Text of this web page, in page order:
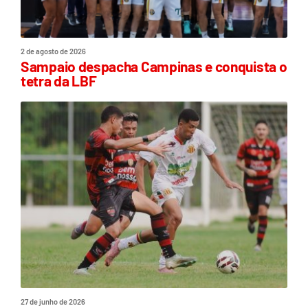
2 de agosto de 2026
Sampaio despacha Campinas e conquista o
tetra da LBF
27 de junho de 2026